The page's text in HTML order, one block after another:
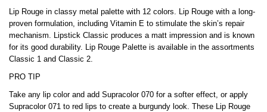
Lip Rouge in classy metal palette with 12 colors. Lip Rouge with a long-
proven formulation, including Vitamin E to stimulate the skin’s repair
mechanism. Lipstick Classic produces a matt impression and is known
for its good durability. Lip Rouge Palette is available in the assortments
Classic 1 and Classic 2.
PRO TIP
Take any lip color and add Supracolor 070 for a softer effect, or apply
Supracolor 071 to red lips to create a burgundy look. These Lip Rouge